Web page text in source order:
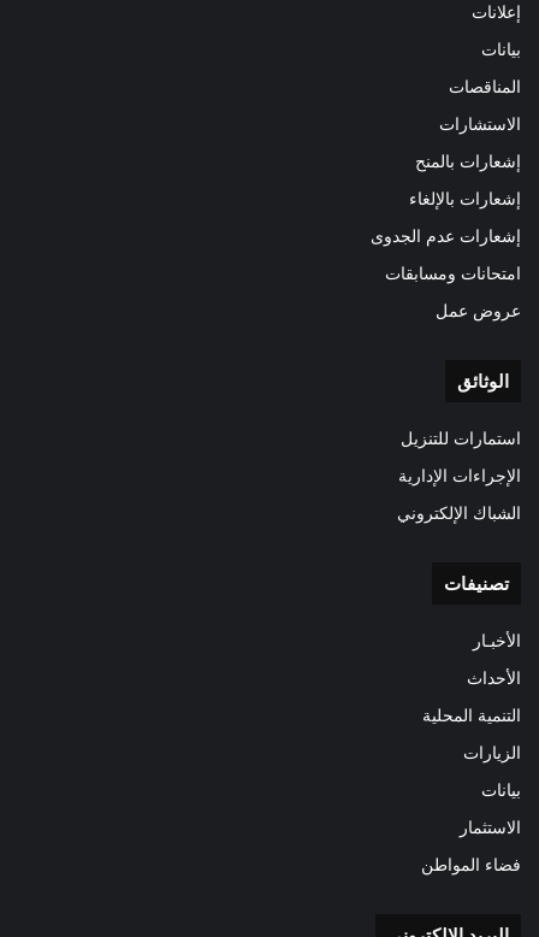
إعلانات
بيانات
المناقصات
الاستشارات
إشعارات بالمنح
إشعارات بالإلغاء
إشعارات عدم الجدوى
امتحانات ومسابقات
عروض عمل
الوثائق
استمارات للتنزيل
الإجراءات الإدارية
الشباك الإلكتروني
تصنيفات
الأخبـار
الأحداث
التنمية المحلية
الزيارات
بيانات
الاستثمار
فضاء المواطن